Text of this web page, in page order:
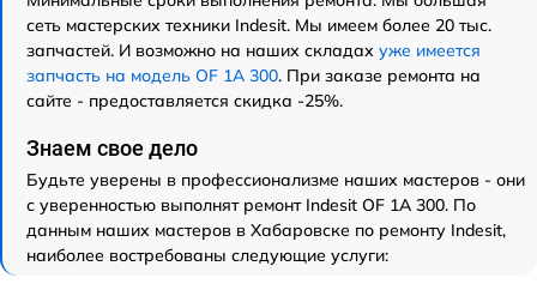
сеть мастерских техники Indesit. Мы имеем более 20 тыс.
запчастей. И возможно на наших складах уже имеется
запчасть на модель OF 1A 300. При заказе ремонта на
сайте - предоставляется скидка -25%.
Знаем свое дело
Будьте уверены в профессионализме наших мастеров - они
с уверенностью выполнят ремонт Indesit OF 1A 300. По
данным наших мастеров в Хабаровске по ремонту Indesit,
наиболее востребованы следующие услуги: